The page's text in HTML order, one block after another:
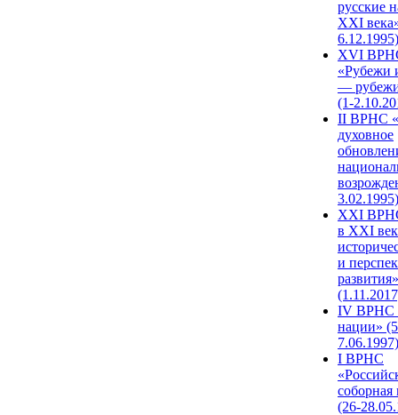
русские
XXI
6.12.1995)
XVI
«Рубежи
—
(1-
II ВРНС
духовное
3.02.1995)
XХI
в XXI
и
развития»
IV ВРНС
нации»
7.06.1997)
I ВРНС
(26-